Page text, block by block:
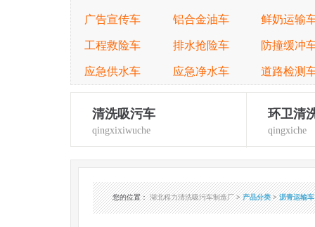
广告宣传车 铝合金油车 鲜奶运输
工程救险车 排水抢险车 防撞缓冲
应急供水车 应急净水车 道路检测
清洗吸污车
qingxixiwuche
环卫清
qingxiche
您的位置：湖北程力清洗吸污车制造厂>产品分类>沥青运输车